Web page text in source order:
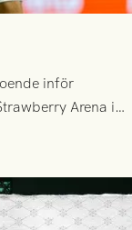
inför
Arena i
halvlek av